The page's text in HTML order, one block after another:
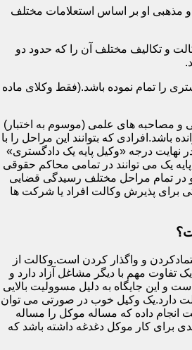
مذهبی او بر اساس استعلامات مختلف
و تکالیف مختلف آن را که حدود دو
را تمام نموده باشد.(فقط وکلای ماده
و مصاحبه های علمی (موسوم به اختبار)
باشد.افرادی که بتوانند این مراحل را با
نهایت درجه «وکیل پایه یک دادگستری»
یک می توانند در تمامی محاکم حقوقی
و در تمام مراحل مختلف رسیدگی قضایی
برای پذیرش وکالت افراد یا شرکت ها
و واگذار کردن است.وکالت از
تفاوت مهم با دیگر مشاغل آزاد دارد و
و این جایگاه به دلیل مسوولیت بالایی
دارد.یک وکیل خوب در صورتی می توان
داده که مساله موکل را مساله
کار موکل دغدغه داشته باشد که